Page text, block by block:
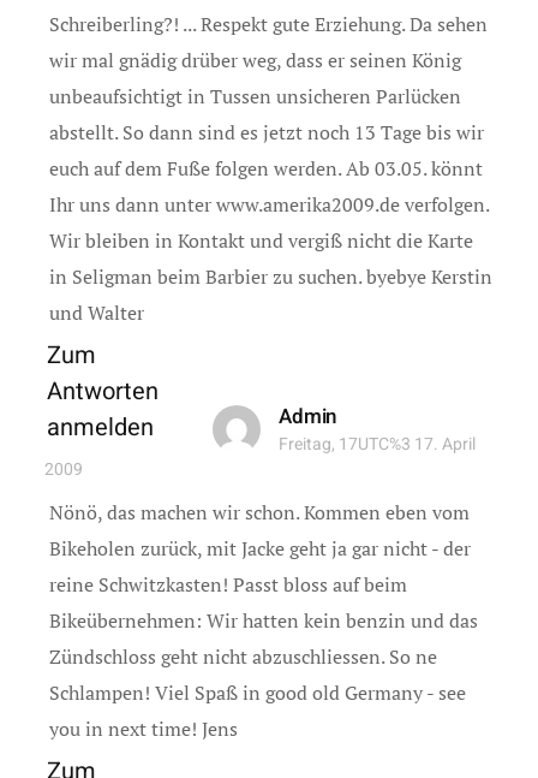
Schreiberling?! ... Respekt gute Erziehung. Da sehen
wir mal gnädig drüber weg, dass er seinen König
unbeaufsichtigt in Tussen unsicheren Parlücken
abstellt. So dann sind es jetzt noch 13 Tage bis wir
euch auf dem Fuße folgen werden. Ab 03.05. könnt
Ihr uns dann unter www.amerika2009.de verfolgen.
Wir bleiben in Kontakt und vergiß nicht die Karte
in Seligman beim Barbier zu suchen. byebye Kerstin
und Walter
Zum
Antworten
anmelden
Admin
Freitag, 17UTC%3 17. April
2009
Nönö, das machen wir schon. Kommen eben vom
Bikeholen zurück, mit Jacke geht ja gar nicht - der
reine Schwitzkasten! Passt bloss auf beim
Bikeübernehmen: Wir hatten kein benzin und das
Zündschloss geht nicht abzuschliessen. So ne
Schlampen! Viel Spaß in good old Germany - see
you in next time! Jens